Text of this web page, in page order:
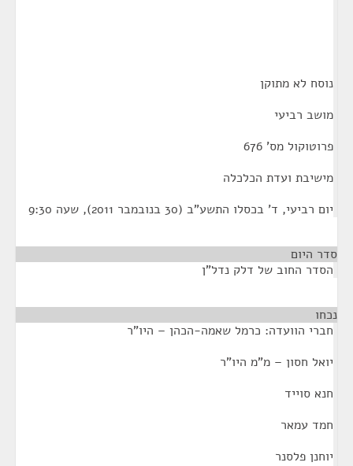
נוסח לא מתוקן
מושב רביעי
פרוטוקול מס' 676
מישיבת ועדת הכלכלה
יום רביעי, ד' בכסלו התשע"ב (30 בנובמבר 2011), שעה 9:30
סדר היום
הסדר החוב של דלק נדל"ן
נכחו
חברי הוועדה: כרמל שאמה-הכהן – היו"ר
יואל חסון – מ"מ היו"ר
חנא סוייד
חמד עמאר
יוחנן פלסנר